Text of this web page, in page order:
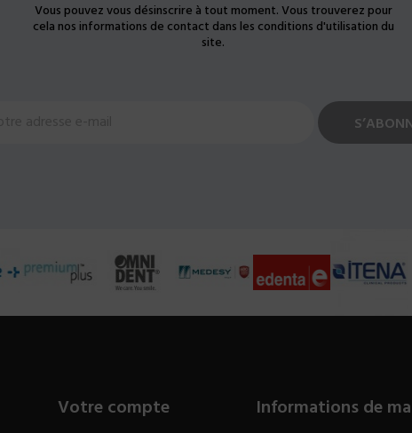
Vous pouvez vous désinscrire à tout moment. Vous trouverez pour
cela nos informations de contact dans les conditions d'utilisation du
site.
Votre compte Informations de